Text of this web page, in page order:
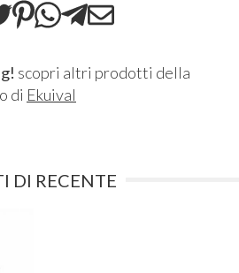
scopri altri prodotti della
o di Ekuival
DI RECENTE